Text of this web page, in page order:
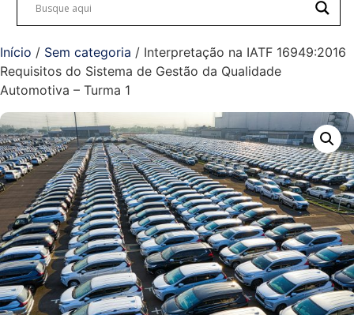
Início / Sem categoria / Interpretação na IATF 16949:2016
Requisitos do Sistema de Gestão da Qualidade
Automotiva​ – Turma 1